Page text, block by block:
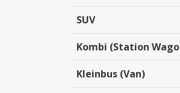
SUV
Kombi (Station
Kleinbus (Van)